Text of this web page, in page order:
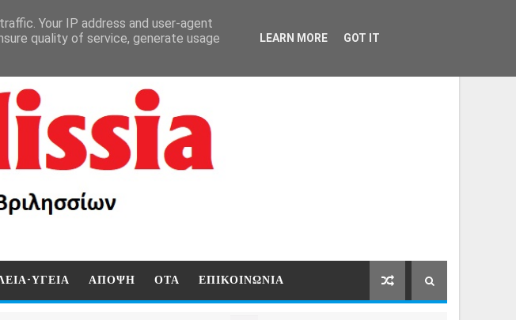
ΥΓΕΙΑ ΑΠΟΨΗ ΟΤΑ ΕΠΙΚΟΙΝΩΝΙΑ
Your IP address and user-agent
quality of service, generate usage
LEARN MORE GOT IT